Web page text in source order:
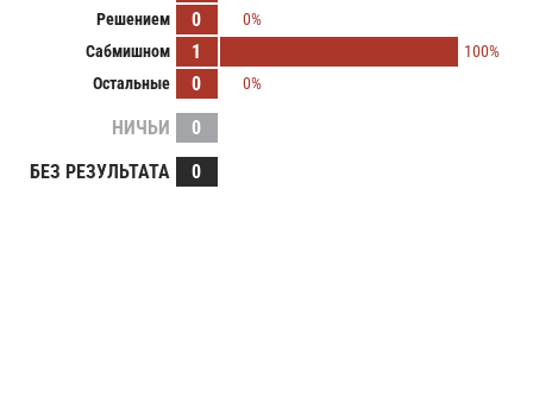
Решением
0
0%
Сабмишном
1
100%
Остальные
0 0%
НИЧЬИ
0
БЕЗ РЕЗУЛЬТАТА
0